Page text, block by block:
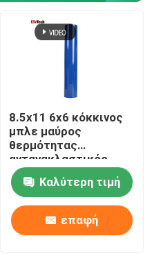
8.5x11 6x6 κόκκινος
μπλε μαύρος
θερμότητας
αντανακλαστικός
σίδηρος φύλλων
μεταφοράς βινυλίου
επάνω για τον
ιματισμό κτηνιάτρων
σακακιών
Καλύτερη τιμή
επαφή